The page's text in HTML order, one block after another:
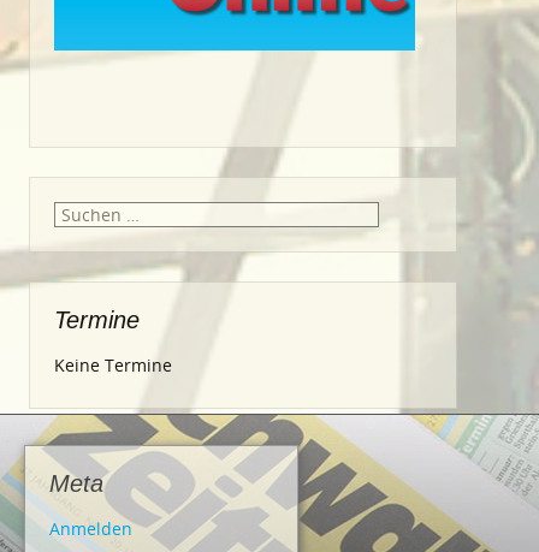
Suche
Termine
Keine Termine
Meta
Anmelden